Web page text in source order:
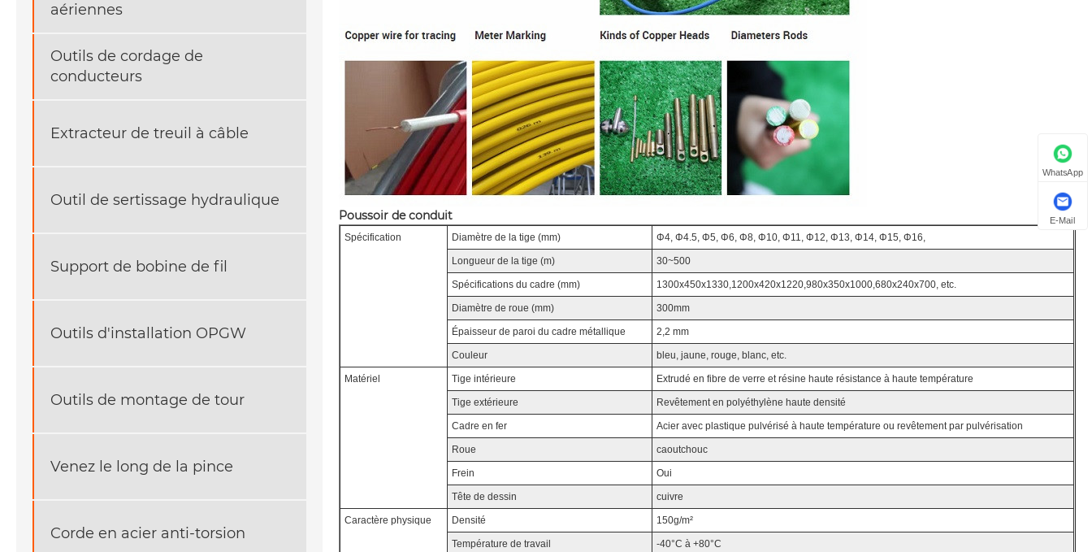
aériennes
Outils de cordage de
conducteurs
Extracteur de treuil à câble
Outil de sertissage hydraulique
Support de bobine de fil
Outils d'installation OPGW
Outils de montage de tour
Venez le long de la pince
Corde en acier anti-torsion
Poussoir de conduit
Spécification Diamètre de la tige (mm) Φ4, Φ4.5, Φ5, Φ6, Φ8, Φ10, Φ11, Φ12, Φ13, Φ14, Φ15, Φ16,
Longueur de la tige (m) 30~500
Spécifications du cadre (mm) 1300x450x1330,1200x420x1220,980x350x1000,680x240x700, etc.
Diamètre de roue (mm) 300mm
Épaisseur de paroi du cadre métallique 2,2 mm
Couleur bleu, jaune, rouge, blanc, etc.
Matériel Tige intérieure Extrudé en fibre de verre et résine haute résistance à haute température
Tige extérieure Revêtement en polyéthylène haute densité
Cadre en fer Acier avec plastique pulvérisé à haute température ou revêtement par pulvérisation
Roue caoutchouc
Frein Oui
Tête de dessin cuivre
Caractère physique Densité 150g/m²
Température de travail -40°C à +80°C
WhatsApp
E-Mail